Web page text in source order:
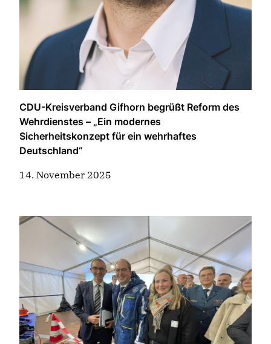
CDU-Kreisverband Gifhorn begrüßt Reform des
Wehrdienstes – „Ein modernes
Sicherheitskonzept für ein wehrhaftes
Deutschland“
14. November 2025